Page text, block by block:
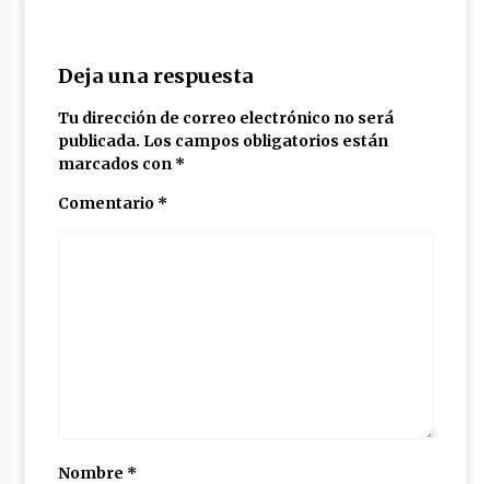
Deja una respuesta
Tu dirección de correo electrónico no será
publicada. Los campos obligatorios están
marcados con *
Comentario *
Nombre *